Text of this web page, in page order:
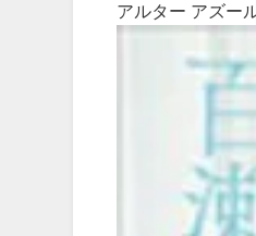
アルター アズー